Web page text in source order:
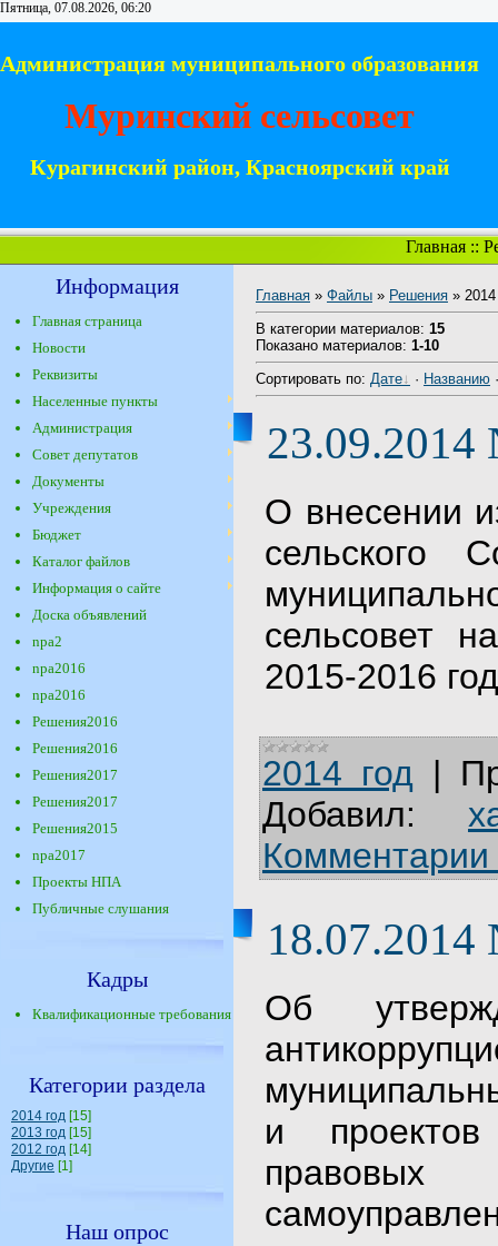
Пятница, 07.08.2026, 06:20
Администрация муниципального образования
Муринский сельсовет
Курагинский район, Красноярский край
Главная::
Информация
Главная страница
Новости
Реквизиты
Населенные пункты
Администрация
Совет депутатов
Документы
Учреждения
Бюджет
Каталог файлов
Информация о сайте
Доска объявлений
npa2
npa2016
npa2016
Решения2016
Решения2016
Решения2017
Решения2017
Решения2015
npa2017
Проекты НПА
Публичные слушания
Кадры
Квалификационные требования
Категории раздела
2014 год [15]
2013 год [15]
2012 год [14]
Другие [1]
Наш опрос
Главная » Файлы » Решения »
В категории материалов: 15
Показано материалов: 1-10
Сортировать по: Дате · Названию
О внесении
сельского
сельсовет
2015-2016
2014 год |
Добавил:
Комментарии
Об
и проектов
правовых